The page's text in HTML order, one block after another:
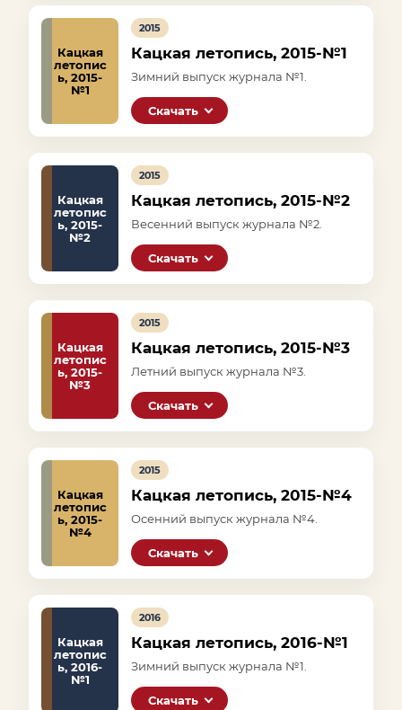
Кацкая
летопис
ь, 2015-
№1
2015
Кацкая летопись, 2015-№1
Зимний выпуск журнала №1.
Скачать
Кацкая
летопис
ь, 2015-
№2
2015
Кацкая летопись, 2015-№2
Весенний выпуск журнала №2.
Скачать
Кацкая
летопис
ь, 2015-
№3
2015
Кацкая летопись, 2015-№3
Летний выпуск журнала №3.
Скачать
Кацкая
летопис
ь, 2015-
№4
2015
Кацкая летопись, 2015-№4
Осенний выпуск журнала №4.
Скачать
Кацкая
летопис
ь, 2016-
№1
2016
Кацкая летопись, 2016-№1
Зимний выпуск журнала №1.
Скачать